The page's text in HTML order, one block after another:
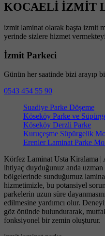
KOCAELİ İZMİT
izmit laminat olarak başta izmit
yerinde sizlere hizmet
İzmit Parkeci
Günün her saatinde bizi arayıp
0543 454 55 90
Suadiye Parke Döşeme
Köseköy Parke ve
Köseköy Derzli Parke
Kuruçeşme Süpürgelik
Erenler Laminat Parke
Körfez Laminat Usta Kiralama |
ihtiyaç duyduğunuz anda
bölgelerinde sunduğumuz
hizmetimizle, bu potansiyel
parkelerin uzun süre
edilmesine yardımcı olur.
göz önünde bulundurarak,
fonksiyonel bir zemin oluşturur.